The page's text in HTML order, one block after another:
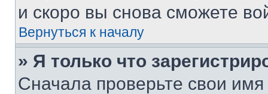
и скоро вы снова сможете
Вернуться к началу
» Я только что
Сначала проверьте свои